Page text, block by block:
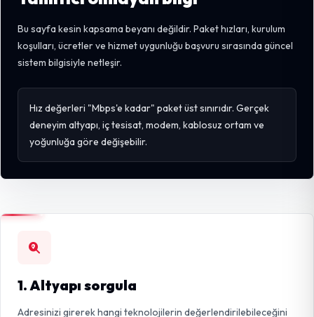
Bu sayfa kesin kapsama beyanı değildir. Paket hızları, kurulum
koşulları, ücretler ve hizmet uygunluğu başvuru sırasında güncel
sistem bilgisiyle netleşir.
Hız değerleri "Mbps'e kadar" paket üst sınırıdır. Gerçek
deneyim altyapı, iç tesisat, modem, kablosuz ortam ve
yoğunluğa göre değişebilir.
1. Altyapı sorgula
Adresinizi girerek hangi teknolojilerin değerlendirilebileceğini